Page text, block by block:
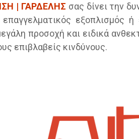
| ΓΑΡΔΕΛΗΣ σας δίνει την
εξοπλισμός
προσοχή και ειδικά
επιβλαβείς κινδύνους.